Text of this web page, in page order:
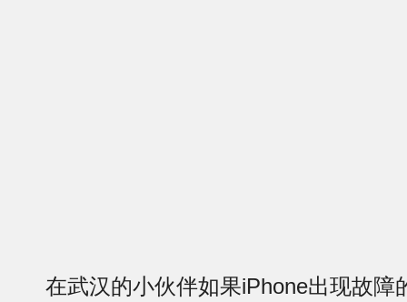
在武汉的小伙伴如果iPhone出现故障